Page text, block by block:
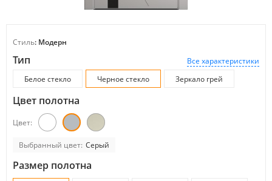
Стиль: Модерн
Все характеристики
Тип
Белое стекло Черное стекло Зеркало грей
Цвет полотна
Цвет:
Выбранный цвет: Серый
Размер полотна